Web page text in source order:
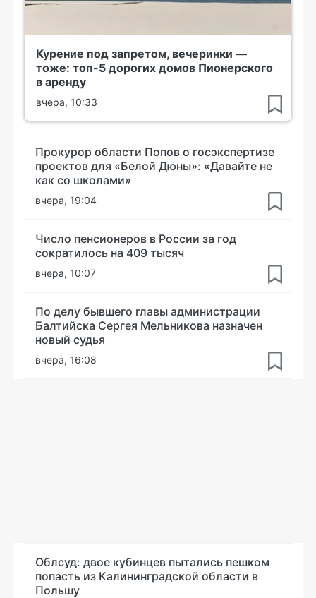
Курение под запретом, вечеринки —
тоже: топ-5 дорогих домов Пионерского
в аренду
вчера, 10:33
Прокурор области Попов о госэкспертизе
проектов для «Белой Дюны»: «Давайте не
как со школами»
вчера, 19:04
Число пенсионеров в России за год
сократилось на 409 тысяч
вчера, 10:07
По делу бывшего главы администрации
Балтийска Сергея Мельникова назначен
новый судья
вчера, 16:08
Облсуд: двое кубинцев пытались пешком
попасть из Калининградской области в
Польшу